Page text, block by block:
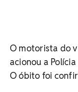
O motorista do
acionou a
O óbito foi